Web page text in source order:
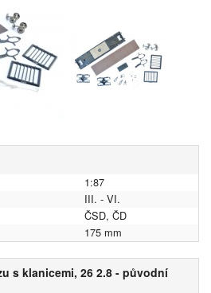
1:87
III. - VI.
ČSD, ČD
175 mm
s klanicemi, 26 2.8 - původní